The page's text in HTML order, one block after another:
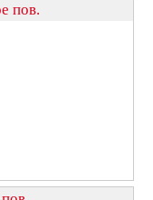
пов.